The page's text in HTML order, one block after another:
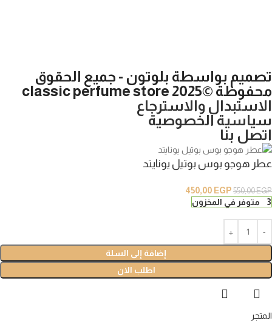
تصميم بواسطة بلوتون - جميع الحقوق
محفوظة ©2025 classic perfume store
الاستبدال والاسترجاع
سياسية الخصوصية
اتصل بنا
عطر هوجو بوس بوتيل يونايتد
550,00EGP
450,00 EGP
3 متوفر في المخزون
إضافة إلى السلة
اطلب الان
المتجر